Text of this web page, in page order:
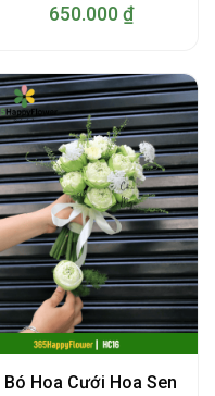
650.000 ₫
Bó Hoa Cưới Hoa Sen